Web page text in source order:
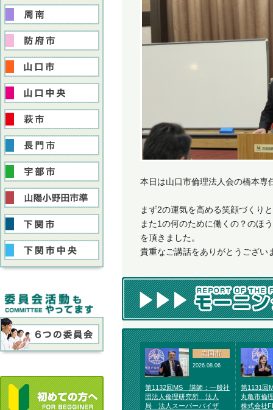
本日は山口市倫理法人会の橋本専
まず2の運気を高める笑顔づくり
また1の何のために働くの？のほ
を頂きました。
貴重なご講話をありがとうござい
岩国市
2026.08.06
第1132回MS 講師：一般社
団法人倫理研究所 法人
局 法人スーパーバイザ
第1131回
丸亀市
株式会社